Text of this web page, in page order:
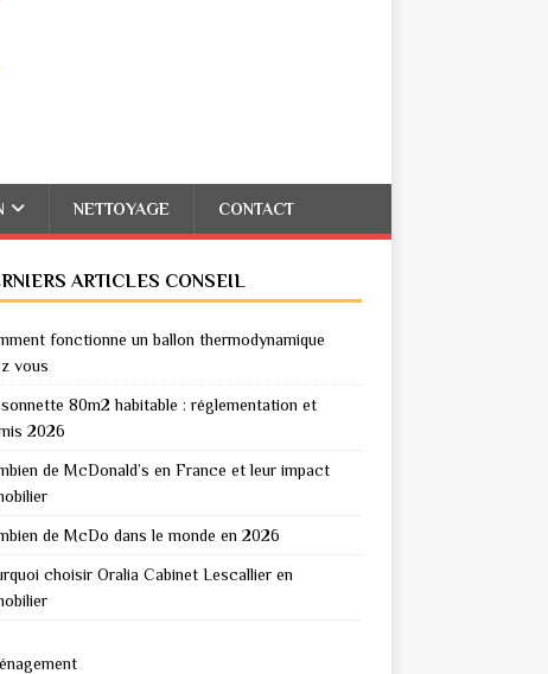
NETTOYAGE CONTACT
ARTICLES CONSEIL
fonctionne un ballon thermodynamique
vous
80m2 habitable : réglementation et
2026
de McDonald’s en France et leur impact
de McDo dans le monde en 2026
choisir Oralia Cabinet Lescallier en